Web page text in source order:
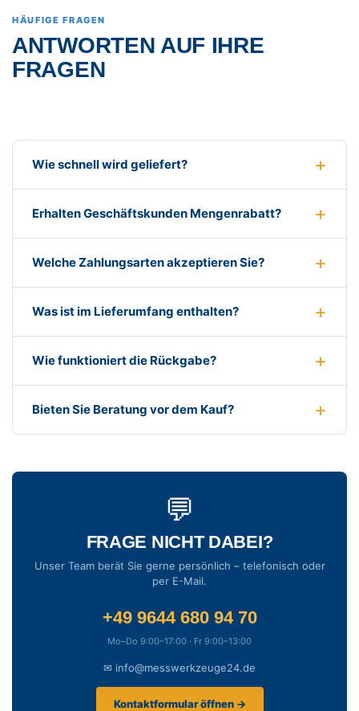
HÄUFIGE FRAGEN
ANTWORTEN AUF IHRE
FRAGEN
Wie schnell wird geliefert?
Erhalten Geschäftskunden Mengenrabatt?
Welche Zahlungsarten akzeptieren Sie?
Was ist im Lieferumfang enthalten?
Wie funktioniert die Rückgabe?
Bieten Sie Beratung vor dem Kauf?
💬
FRAGE NICHT DABEI?
Unser Team berät Sie gerne persönlich – telefonisch oder
per E-Mail.
+49 9644 680 94 70
Mo–Do 9:00–17:00 · Fr 9:00–13:00
✉ info@messwerkzeuge24.de
Kontaktformular öffnen →